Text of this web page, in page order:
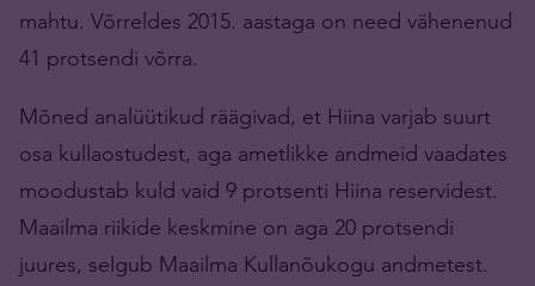
mahtu. Võrreldes 2015. aastaga on need vähenenud
41 protsendi võrra.
Mõned analüütikud räägivad, et Hiina varjab suurt
osa kullaostudest, aga ametlikke andmeid vaadates
moodustab kuld vaid 9 protsenti Hiina reservidest.
Maailma riikide keskmine on aga 20 protsendi
juures, selgub Maailma Kullanõukogu andmetest.